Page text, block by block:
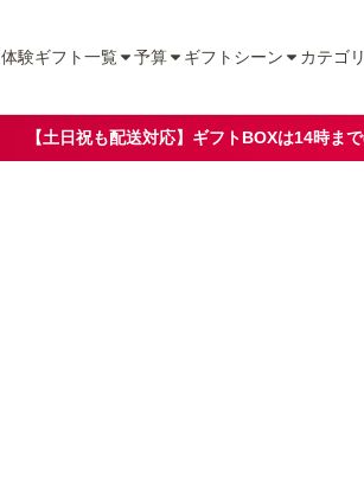
体験ギフト一覧 予算 ギフトシーン カテゴ
【土日祝も配送対応】ギフトBOXは14時ま